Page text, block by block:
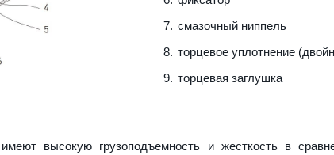
смазочный ниппель
торцевое уплотнение
торцевая заглушка
имеют высокую грузоподъемность и жесткость в